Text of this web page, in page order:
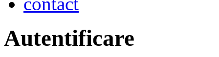
Autentificare